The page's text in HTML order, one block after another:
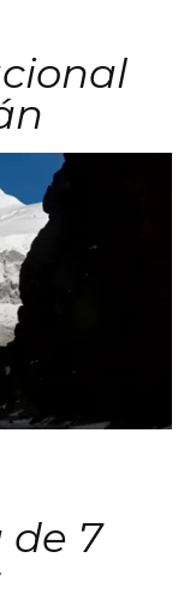
de 7